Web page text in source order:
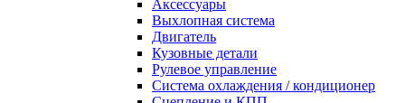
Аксессуары
Выхлопная система
Двигатель
Кузовные детали
Рулевое управление
Система охлаждения / кондиционер